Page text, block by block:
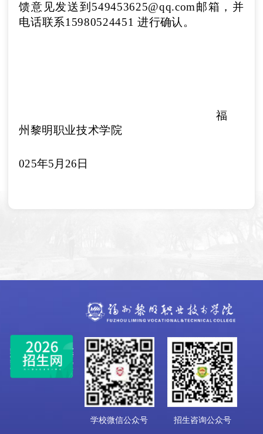
馈意见发送到 549453625@qq.com邮箱，并
电话联系15980524451 进行确认。
福
州黎明职业技术学院
025年5 月 26日
学校微信公众号 招生咨询公众号